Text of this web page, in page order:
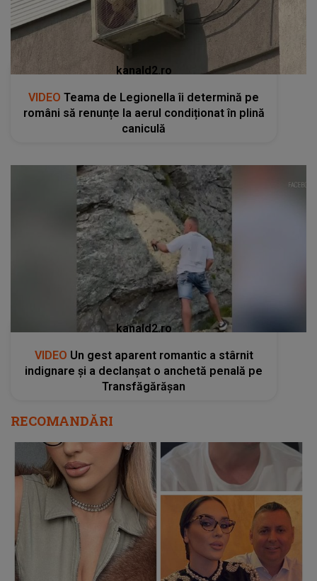
kanald2.ro
VIDEO Teama de Legionella îi determină pe
români să renunțe la aerul condiționat în plină
caniculă
kanald2.ro
VIDEO Un gest aparent romantic a stârnit
indignare și a declanșat o anchetă penală pe
Transfăgărășan
RECOMANDĂRI